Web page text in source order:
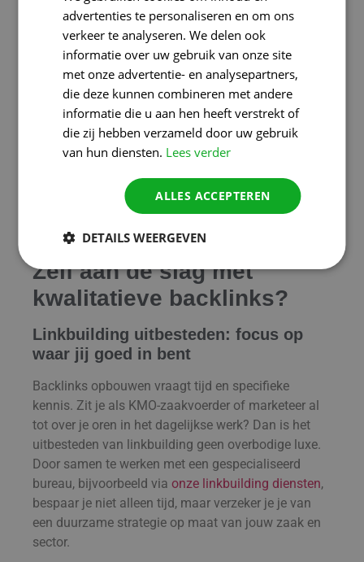
collega-ondernemers, branchegenoten en
journalisten actief te benaderen en samen te
werken, creëer je een ecosysteem waarin natuurlijke
backlinks bijna vanzelf volgen.
Valkuilen: wat moet je vermijden?
Vermijd bulk-achtige linkcampagnes, betaalde links
op obscure websites en uitwisselingen zonder visie.
Dergelijke tactieken brengen niet alleen weinig
duurzame waarde, ze kunnen ook je SEO schaden
als Google ze detecteert. Richt je op oprechte
partnerschappen en relevante, lokale spelers.
Zelf aan de slag met
kwalitatieve backlinks?
Linkbuilding uitbesteden: focus op
waar jij goed in bent
Backlinks opbouwen vraagt tijd en specifieke
kennis. Zit je als KMO-zaakvoerder of marketeer al
tot over je oren in het dagelijkse werk? Dan is het
uitbesteden van linkbuilding geen overbodige luxe.
Door samen te werken met een gespecialiseerd
bureau, bijvoorbeeld via onze linkbuilding diensten,
bespaar je niet alleen tijd, maar verzeker je je van
een duurzame strategie op maat van jouw zaak en
sector.
advertenties te personaliseren en om ons
verkeer te analyseren. We delen ook
informatie over uw gebruik van onze site
met onze advertentie- en analysepartners,
die deze kunnen combineren met andere
informatie die u aan hen heeft verstrekt of
die zij hebben verzameld door uw gebruik
van hun diensten. Lees verder
ALLES ACCEPTEREN
DETAILS WEERGEVEN